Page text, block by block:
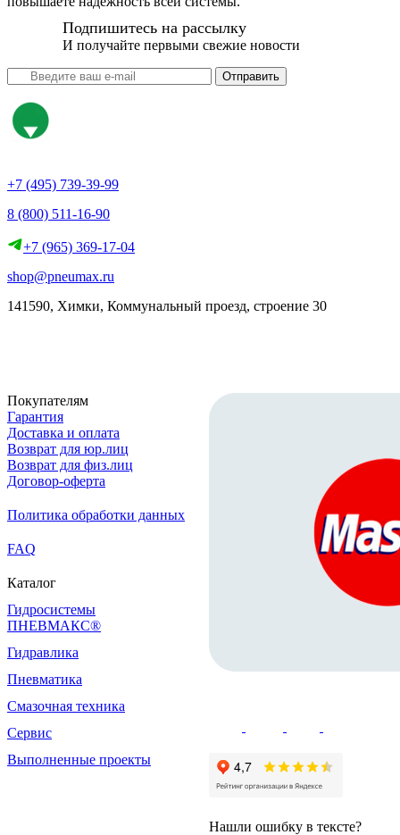
Подпишитесь на рассылку
И получайте первыми свежие новости
Отправить
+7 (495) 739-39-99
8 (800) 511-16-90
+7 (965) 369-17-04
shop@pneumax.ru
141590, Химки, Коммунальный проезд, строение 30
Покупателям
Гарантия
Доставка и оплата
Возврат для юр.лиц
Возврат для физ.лиц
Договор-оферта
Политика обработки данных
FAQ
Каталог
Гидросистемы
ПНЕВМАКС®
Гидравлика
Пневматика
Смазочная техника
Сервис
Выполненные проекты
Нашли ошибку в тексте?